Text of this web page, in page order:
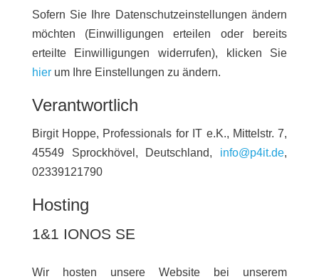
Sofern Sie Ihre Datenschutzeinstellungen ändern
möchten (Einwilligungen erteilen oder bereits
erteilte Einwilligungen widerrufen), klicken Sie
hierum Ihre Einstellungen zu ändern.
Verantwortlich
Birgit Hoppe, Professionals for IT e.K., Mittelstr. 7,
45549 Sprockhövel, Deutschland, info@p4it.de,
02339121790
Hosting
1&1 IONOS SE
Wir hosten unsere Website bei unserem